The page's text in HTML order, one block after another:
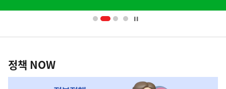
영
책
NOW,
정책 NOW